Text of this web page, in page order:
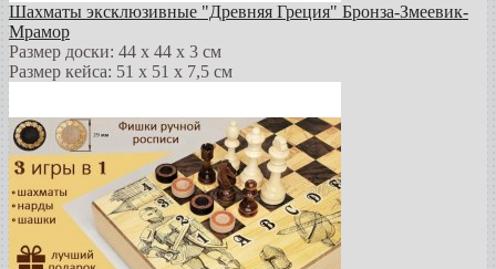
Шахматы эксклюзивные "Древняя Греция" Бронза-Змеевик-
Мрамор
Размер доски: 44 х 44 х 3 см
Размер кейса: 51 х 51 х 7,5 см